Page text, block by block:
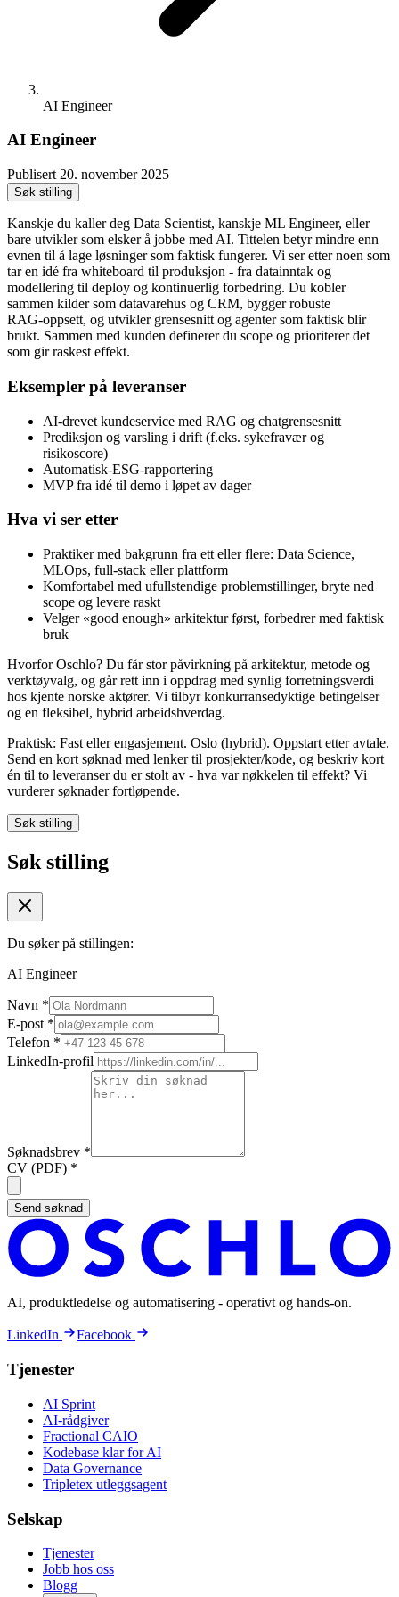
AI Engineer
AI Engineer
Publisert 20. november 2025
Søk stilling
Kanskje du kaller deg Data Scientist, kanskje ML Engineer, eller
bare utvikler som elsker å jobbe med AI. Tittelen betyr mindre enn
evnen til å lage løsninger som faktisk fungerer. Vi ser etter noen som
tar en idé fra whiteboard til produksjon - fra datainntak og
modellering til deploy og kontinuerlig forbedring. Du kobler
sammen kilder som datavarehus og CRM, bygger robuste
RAG‑oppsett, og utvikler grensesnitt og agenter som faktisk blir
brukt. Sammen med kunden definerer du scope og prioriterer det
som gir raskest effekt.
Eksempler på leveranser
AI‑drevet kundeservice med RAG og chatgrensesnitt
Prediksjon og varsling i drift (f.eks. sykefravær og
risikoscore)
Automatisk‑ESG‑rapportering
MVP fra idé til demo i løpet av dager
Hva vi ser etter
Praktiker med bakgrunn fra ett eller flere: Data Science,
MLOps, full‑stack eller plattform
Komfortabel med ufullstendige problemstillinger, bryte ned
scope og levere raskt
Velger «good enough» arkitektur først, forbedrer med faktisk
bruk
Hvorfor Oschlo? Du får stor påvirkning på arkitektur, metode og
verktøyvalg, og går rett inn i oppdrag med synlig forretningsverdi
hos kjente norske aktører. Vi tilbyr konkurransedyktige betingelser
og en fleksibel, hybrid arbeidshverdag.
Praktisk: Fast eller engasjement. Oslo (hybrid). Oppstart etter avtale.
Send en kort søknad med lenker til prosjekter/kode, og beskriv kort
én til to leveranser du er stolt av - hva var nøkkelen til effekt? Vi
vurderer søknader fortløpende.
Søk stilling
Søk stilling
Du søker på stillingen:
AI Engineer
Navn *
E-post *
Telefon *
LinkedIn-profil
Søknadsbrev *
CV (PDF) *
Send søknad
AI, produktledelse og automatisering - operativt og hands-on.
LinkedIn Facebook
Tjenester
AI Sprint
AI-rådgiver
Fractional CAIO
Kodebase klar for AI
Data Governance
Tripletex utleggsagent
Selskap
Tjenester
Jobb hos oss
Blogg